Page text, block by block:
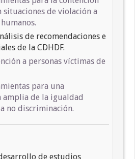
situaciones de violación a
de recomendaciones e
de la CDHDF.
a personas víctimas de
para una
amplia de la igualdad
no discriminación.
de estudios